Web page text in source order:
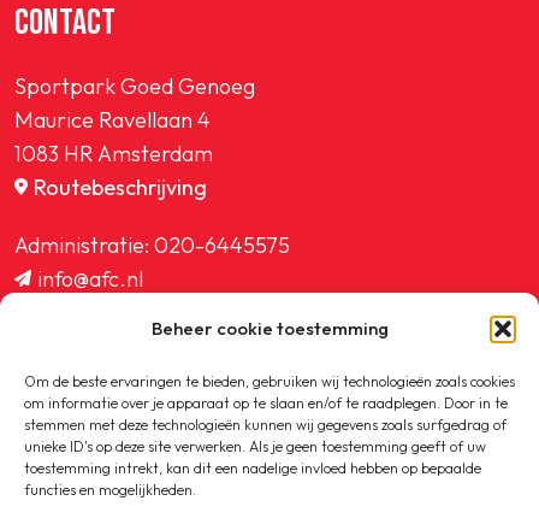
Beheer cookie toestemming
Om de beste ervaringen te bieden, gebruiken wij technologieën zoals cookies
om informatie over je apparaat op te slaan en/of te raadplegen. Door in te
stemmen met deze technologieën kunnen wij gegevens zoals surfgedrag of
unieke ID's op deze site verwerken. Als je geen toestemming geeft of uw
toestemming intrekt, kan dit een nadelige invloed hebben op bepaalde
functies en mogelijkheden.
CONTACT
Sportpark Goed Genoeg
Maurice Ravellaan 4
1083 HR Amsterdam
Routebeschrijving
Administratie: 020-6445575
info@afc.nl
ledenadministratie@afc.nl